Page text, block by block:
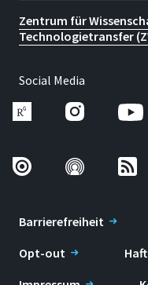
Zentrum für
Technologietransfer
Social Media
Barrierefreiheit
Opt-out